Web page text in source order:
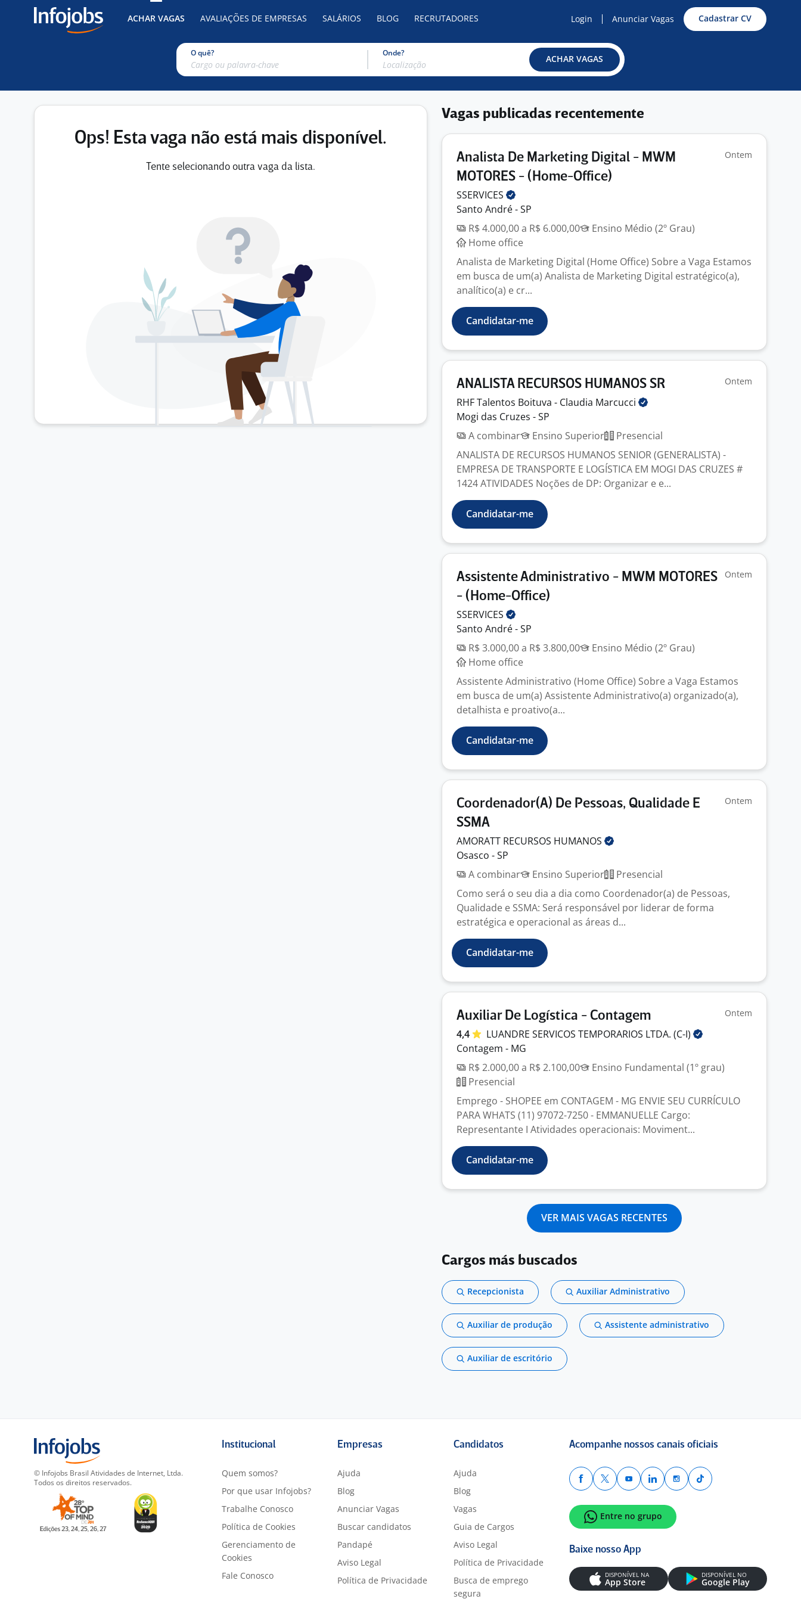
ACHAR VAGAS AVALIAÇÕES DE EMPRESAS SALÁRIOS BLOG RECRUTADORES Login Anunciar Vagas Cadastrar CV
O quê? Onde?
ACHAR VAGAS
Ops! Esta vaga não está mais disponível.
Tente selecionando outra vaga da lista.
Vagas publicadas recentemente
Analista De Marketing Digital - MWM
MOTORES - (Home-Office)
Ontem
SSERVICES
Santo André - SP
R$ 4.000,00 a R$ 6.000,00
Ensino Médio (2º Grau)
Home office
Analista de Marketing Digital (Home Office) Sobre a Vaga Estamos
em busca de um(a) Analista de Marketing Digital estratégico(a),
analítico(a) e cr...
Candidatar-me
ANALISTA RECURSOS HUMANOS SR Ontem
RHF Talentos Boituva - Claudia Marcucci
Mogi das Cruzes - SP
A combinar
Ensino Superior
Presencial
ANALISTA DE RECURSOS HUMANOS SENIOR (GENERALISTA) -
EMPRESA DE TRANSPORTE E LOGÍSTICA EM MOGI DAS CRUZES #
1424 ATIVIDADES Noções de DP: Organizar e e...
Candidatar-me
Assistente Administrativo - MWM MOTORES
- (Home-Office)
Ontem
SSERVICES
Santo André - SP
R$ 3.000,00 a R$ 3.800,00
Ensino Médio (2º Grau)
Home office
Assistente Administrativo (Home Office) Sobre a Vaga Estamos
em busca de um(a) Assistente Administrativo(a) organizado(a),
detalhista e proativo(a...
Candidatar-me
Coordenador(A) De Pessoas, Qualidade E
SSMA
Ontem
AMORATT RECURSOS HUMANOS
Osasco - SP
A combinar
Ensino Superior
Presencial
Como será o seu dia a dia como Coordenador(a) de Pessoas,
Qualidade e SSMA: Será responsável por liderar de forma
estratégica e operacional as áreas d...
Candidatar-me
Auxiliar De Logística - Contagem Ontem
4,4 LUANDRE SERVICOS TEMPORARIOS LTDA. (C-I)
Contagem - MG
R$ 2.000,00 a R$ 2.100,00
Ensino Fundamental (1º grau)
Presencial
Emprego - SHOPEE em CONTAGEM - MG ENVIE SEU CURRÍCULO
PARA WHATS (11) 97072-7250 - EMMANUELLE Cargo:
Representante I Atividades operacionais: Moviment...
Candidatar-me
VER MAIS VAGAS RECENTES
Cargos más buscados
Recepcionista Auxiliar Administrativo
Auxiliar de produção Assistente administrativo
Auxiliar de escritório
© Infojobs Brasil Atividades de Internet, Ltda.
Todos os direitos reservados.
Institucional
Quem somos?
Por que usar Infojobs?
Trabalhe Conosco
Política de Cookies
Gerenciamento de
Cookies
Fale Conosco
Empresas
Ajuda
Blog
Anunciar Vagas
Buscar candidatos
Pandapé
Aviso Legal
Política de Privacidade
Candidatos
Ajuda
Blog
Vagas
Guia de Cargos
Aviso Legal
Política de Privacidade
Busca de emprego
segura
Acompanhe nossos canais oficiais
Entre no grupo
Baixe nosso App
DISPONÍVEL NA
App Store
DISPONÍVEL NO
Google Play